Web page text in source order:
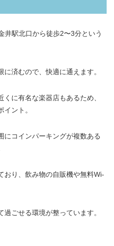
井駅北口から徒歩2〜3分という
済むので、快適に通えます。
に有名な楽器店もあるため、
ント。
にコインパーキングが複数ある
おり、飲み物の自販機や無料Wi-
ごせる環境が整っています。